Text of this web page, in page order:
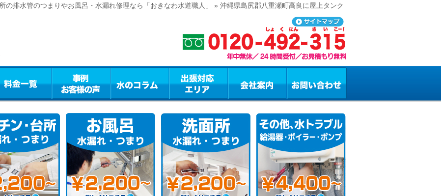
の排水管のつまりやお風呂・水漏れ修理なら「おきなわ水道職人」 » 沖縄県島尻郡八重瀬町高良に屋上タンク